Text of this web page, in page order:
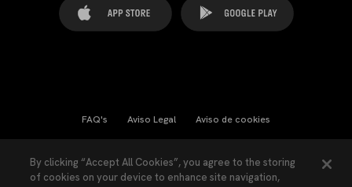
FAQ's Aviso Legal Aviso de cookies
Ley Transparencia Política de Privacidad
By clicking “Accept All Cookies”, you agree to the storing
of cookies on your device to enhance site navigation,